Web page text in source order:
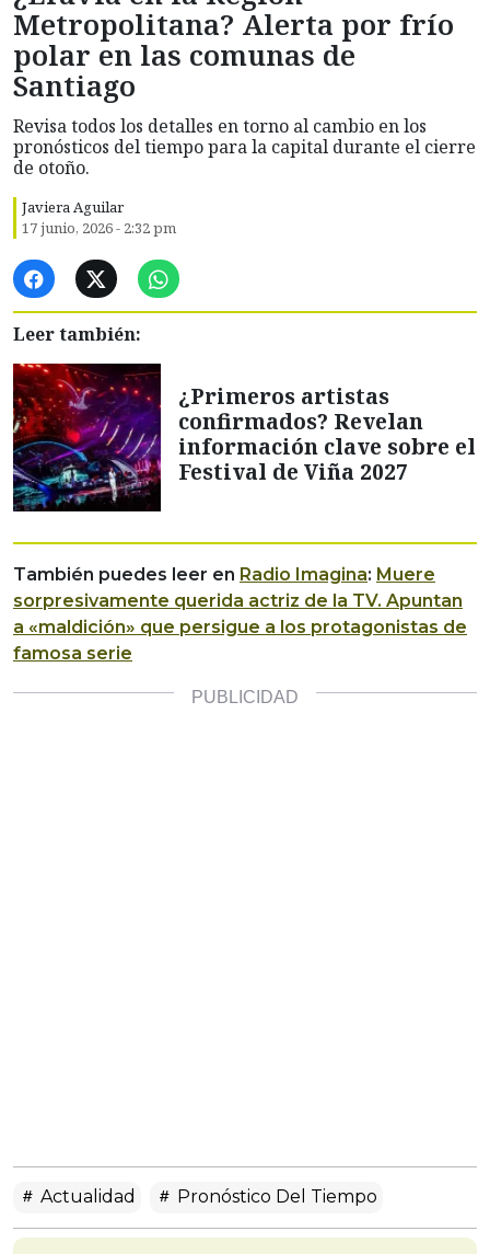
Metropolitana? Alerta por frío
polar en las comunas de
Santiago
Revisa todos los detalles en torno al cambio en los
pronósticos del tiempo para la capital durante el cierre
de otoño.
Javiera Aguilar
17 junio, 2026 - 2:32 pm
Leer también:
¿Primeros artistas
confirmados? Revelan
información clave sobre el
Festival de Viña 2027
También puedes leer en Radio Imagina: Muere
sorpresivamente querida actriz de la TV. Apuntan
a «maldición» que persigue a los protagonistas de
famosa serie
Actualidad Pronóstico Del Tiempo